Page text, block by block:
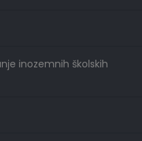
inozemnih školskih